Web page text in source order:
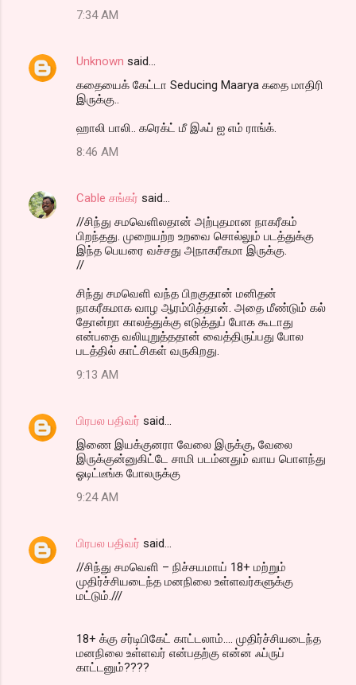
7:34 AM
Unknown said…
கதையைக் கேட்டா Seducing Maarya கதை மாதிரி
இருக்கு..
ஹாலி பாலி.. கரெக்ட் மீ இஃப் ஐ எம் ராங்க்.
8:46 AM
Cable சங்கர் said…
//சிந்து சமவெளிலதான் அற்புதமான நாகரீகம்
பிறந்தது. முறையற்ற உறவை சொல்லும் படத்துக்கு
இந்த பெயரை வச்சது அநாகரீகமா இருக்கு.
//
சிந்து சமவெளி வந்த பிறகுதான் மனிதன்
நாகரீகமாக வாழ ஆரம்பித்தான். அதை மீண்டும் கல்
தோன்றா காலத்துக்கு எடுத்துப் போக கூடாது
என்பதை வலியுறுத்ததான் வைத்திருப்பது போல
படத்தில் காட்சிகள் வருகிறது.
9:13 AM
பிரபல பதிவர் said…
இணை இயக்குனரா வேலை இருக்கு, வேலை
இருக்குன்னுகிட்டே சாமி படம்னதும் வாய பொளந்து
ஓடிட்டீங்க போலருக்கு
9:24 AM
பிரபல பதிவர் said…
//சிந்து சமவெளி – நிச்சயமாய் 18+ மற்றும்
முதிர்ச்சியடைந்த மனநிலை உள்ளவர்களுக்கு
மட்டும்.///
18+ க்கு சர்டிபிகேட் காட்ட‌லாம்.... முதிர்ச்சியடைந்த
மனநிலை உள்ளவர் என்ப‌த‌ற்கு என்ன‌ ஃப்ருப்
காட்ட‌னும்????